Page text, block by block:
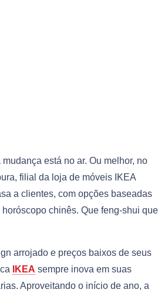
está no ar. Ou melhor, no
filial da loja de móveis IKEA
a clientes, com opções baseadas
chinês. Que feng-shui que
arrojado e preços baixos de seus
IKEA sempre inova em suas
Aproveitando o início de ano, a